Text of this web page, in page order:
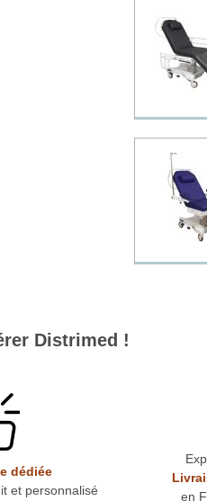
Distrimed !
dédiée
et personnalisé
en